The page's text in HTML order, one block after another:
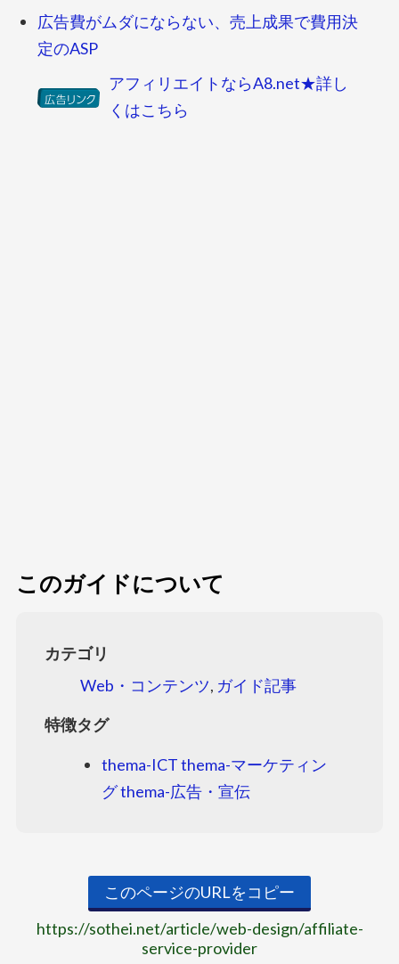
広告費がムダにならない、売上成果で費用決
定のASP
アフィリエイトならA8.net★詳し
くはこちら
このガイドについて
カテゴリ
Web・コンテンツ, ガイド記事
特徴タグ
thema-ICTthema-マーケティン
グthema-広告・宣伝
このページのURLをコピー
https://sothei.net/article/web-design/affiliate-
service-provider